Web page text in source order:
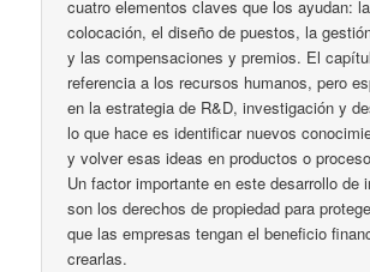
cuatro elementos claves que los ayudan:
colocación, el diseño de puestos, la
y las compensaciones y premios. El
referencia a los recursos humanos, pero
en la estrategia de R&D, investigación y
lo que hace es identificar nuevos
y volver esas ideas en productos o
Un factor importante en este desarrollo de
son los derechos de propiedad para
que las empresas tengan el beneficio
crearlas.